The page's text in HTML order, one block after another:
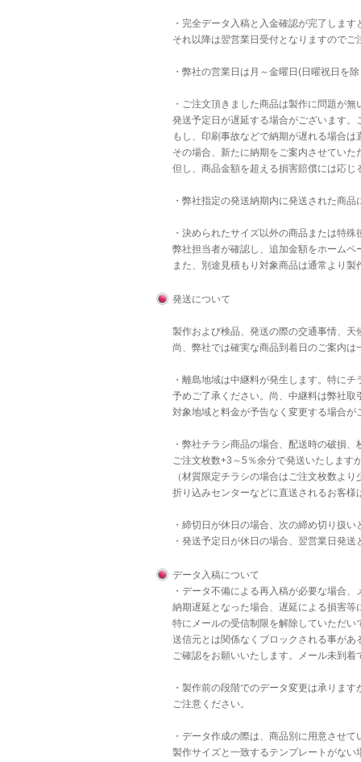
・完全データ入稿と入金確認が完了しま
それ以降は翌営業日受付となりますのでご
・弊社の営業日は月～金曜日(日曜祝日を
・ご注文頂きました商品は製作に問題が
発送予定日が遅延する場合がございます
もし、印刷事故などで納期が遅れる場合
その場合、新たに納期をご案内させてい
但し、商品金額を超える損害賠償には応
・弊社指定の発送納期内に発送された商
・決められたサイズ以外の商品または特
弊社担当者が確認し、追加金額をホーム
また、別途見積もり対象商品は通常より
発送について
製作および検品、発送の際の交通事情、
尚、弊社では確実な商品到着日のご案内
・離島地域は中継料が発生します。特に
予めご了承ください。尚、中継料は弊社
対象地域と料金が予告なく変更する場合が
・弊社チラシ商品の場合、配送時の破損
ご注文枚数+3～5％余分で発送いたします
（材質限定チラシの場合はご注文枚数よ
折り込みセンターなどに直送されるお客
・締切日が休日の場合、次の締め切り扱
・発送予定日が休日の場合、翌営業日発
データ入稿について
・データ不備による再入稿が必要な場合
納期遅延となった場合、遅延による損害
特にメールの受信制限を解除していただ
送信元とは関係なくブロックされる事が
ご確認をお願いいたします。メール未到
・製作前の段階でのデータ変更は承りま
ご注意ください。
・データ作成の際は、商品別に用意させ
製作サイズと一致するテンプレートがない